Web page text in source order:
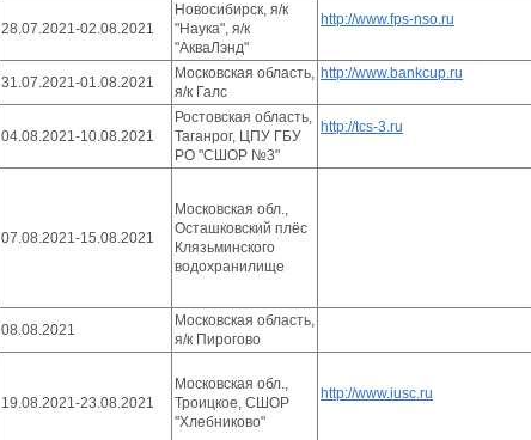
28.07.2021-02.08.2021
Новосибирск, я/к
"Наука", я/к
"АкваЛэнд"
http://www.fps-nso.ru
31.07.2021-01.08.2021
Московская область,
я/к Галс
http://www.bankcup.ru
04.08.2021-10.08.2021
Ростовская область,
Таганрог, ЦПУ ГБУ
РО "СШОР №3"
http://tcs-3.ru
07.08.2021-15.08.2021
Московская обл.,
Осташковский плёс
Клязьминского
водохранилище
08.08.2021
Московская область,
я/к Пирогово
19.08.2021-23.08.2021
Московская обл.,
Троицкое, СШОР
"Хлебниково"
http://www.iusc.ru